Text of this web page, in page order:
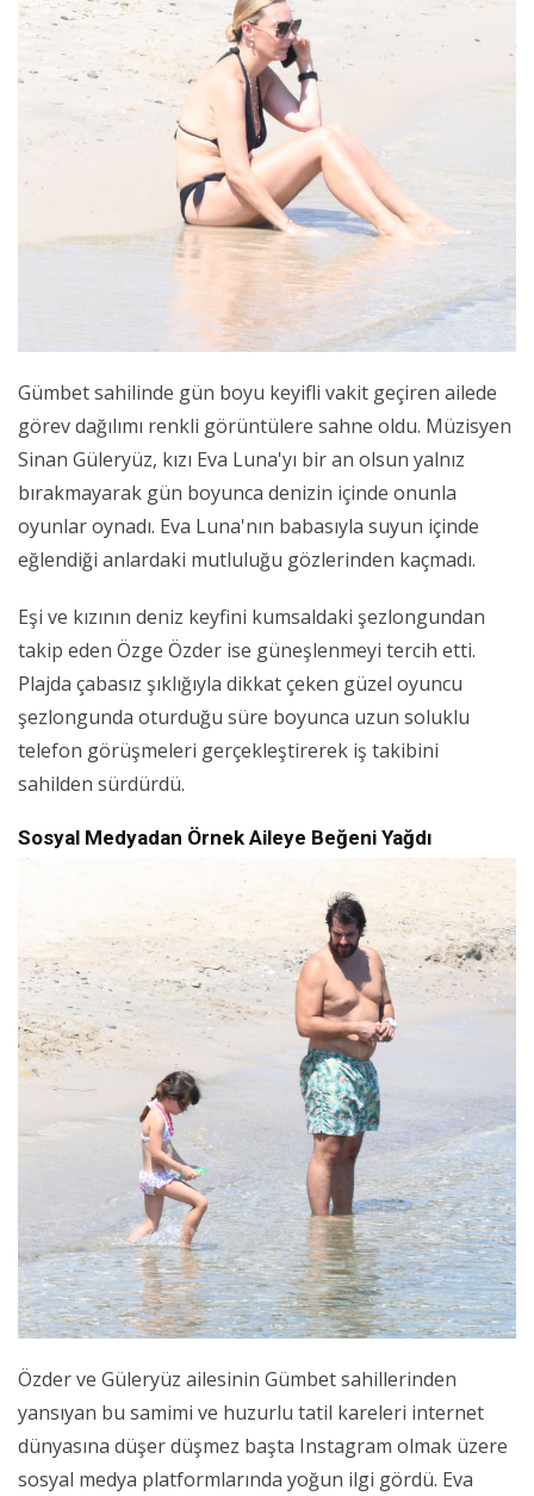
Gümbet sahilinde gün boyu keyifli vakit geçiren ailede
görev dağılımı renkli görüntülere sahne oldu. Müzisyen
Sinan Güleryüz, kızı Eva Luna'yı bir an olsun yalnız
bırakmayarak gün boyunca denizin içinde onunla
oyunlar oynadı. Eva Luna'nın babasıyla suyun içinde
eğlendiği anlardaki mutluluğu gözlerinden kaçmadı.
Eşi ve kızının deniz keyfini kumsaldaki şezlongundan
takip eden Özge Özder ise güneşlenmeyi tercih etti.
Plajda çabasız şıklığıyla dikkat çeken güzel oyuncu
şezlongunda oturduğu süre boyunca uzun soluklu
telefon görüşmeleri gerçekleştirerek iş takibini
sahilden sürdürdü.
Sosyal Medyadan Örnek Aileye Beğeni Yağdı
Özder ve Güleryüz ailesinin Gümbet sahillerinden
yansıyan bu samimi ve huzurlu tatil kareleri internet
dünyasına düşer düşmez başta Instagram olmak üzere
sosyal medya platformlarında yoğun ilgi gördü. Eva